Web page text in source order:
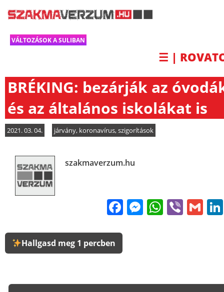
VÁLTOZÁSOK A SULIBAN
☰ |
BRÉKING: bezárják az
és az általános iskolákat is
2021. 03. 04. járvány, koronavírus,szigorítások
szakmaverzum.hu
FacebookViber
Hallgasd meg 1 percben